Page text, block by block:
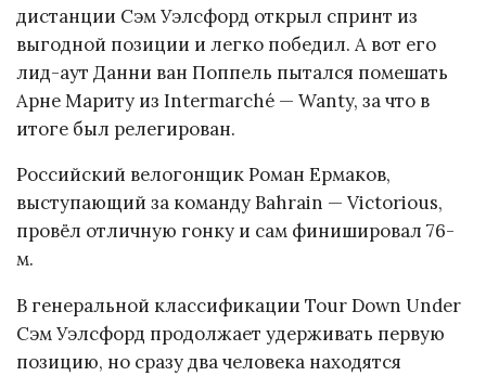
дистанции Сэм Уэлсфорд открыл спринт из
выгодной позиции и легко победил. А вот его
лид-аут Данни ван Поппель пытался помешать
Арне Мариту из Intermarché — Wanty, за что в
итоге был релегирован.
Российский велогонщик Роман Ермаков,
выступающий за команду Bahrain — Victorious,
провёл отличную гонку и сам финишировал 76-
м.
В генеральной классификации Tour Down Under
Сэм Уэлсфорд продолжает удерживать первую
позицию, но сразу два человека находятся